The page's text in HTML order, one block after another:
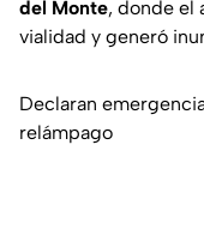
del Monte, donde el
vialidad y generó
Declaran
relámpago